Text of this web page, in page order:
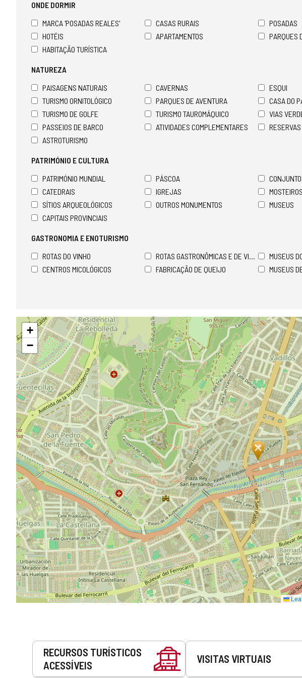
ONDE DORMIR
MARCA 'POSADAS REALES'
CASAS RURAIS POSADAS
HOTÉIS
APARTAMENTOS PARQUES
HABITAÇÃO TURÍSTICA
NATUREZA
PAISAGENS NATURAIS
CAVERNAS ESQUI
TURISMO ORNITOLÓGICO
PARQUES DE AVENTURA CASA DO
TURISMO DE GOLFE
TURISMO TAUROMÁQUICO VIAS
PASSEIOS DE BARCO
ATIVIDADES COMPLEMENTARES
ASTROTURISMO
PATRIMÓNIO E CULTURA
PATRIMÓNIO MUNDIAL
PÁSCOA
CATEDRAIS
IGREJAS MOSTEIROS
SÍTIOS ARQUEOLÓGICOS
OUTROS MONUMENTOS MUSEUS
CAPITAIS PROVINCIAIS
GASTRONOMIA E ENOTURISMO
ROTAS DO VINHO
ROTAS GASTRONÔMICAS E DE VINHOS MUSEUS
CENTROS MICOLÓGICOS
FABRICAÇÃO DE QUEIJO MUSEUS
Pular
mapa
+
−
Serviços
RECURSOS TURÍSTICOS
ACESSÍVEIS
VISITAS VIRTUAIS